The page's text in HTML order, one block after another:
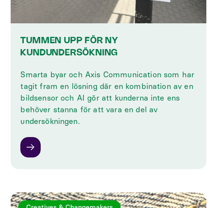
TUMMEN UPP FÖR NY
KUNDUNDERSÖKNING
Smarta byar och Axis Communication som har
tagit fram en lösning där en kombination av en
bildsensor och AI gör att kunderna inte ens
behöver stanna för att vara en del av
undersökningen.